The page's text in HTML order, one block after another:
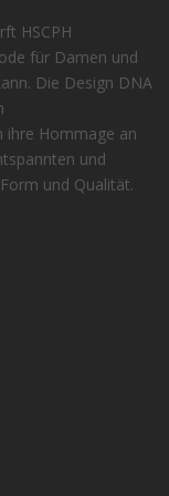
HSCPH
für Damen und
Die Design DNA
ihre Hommage an
und
und Qualität.